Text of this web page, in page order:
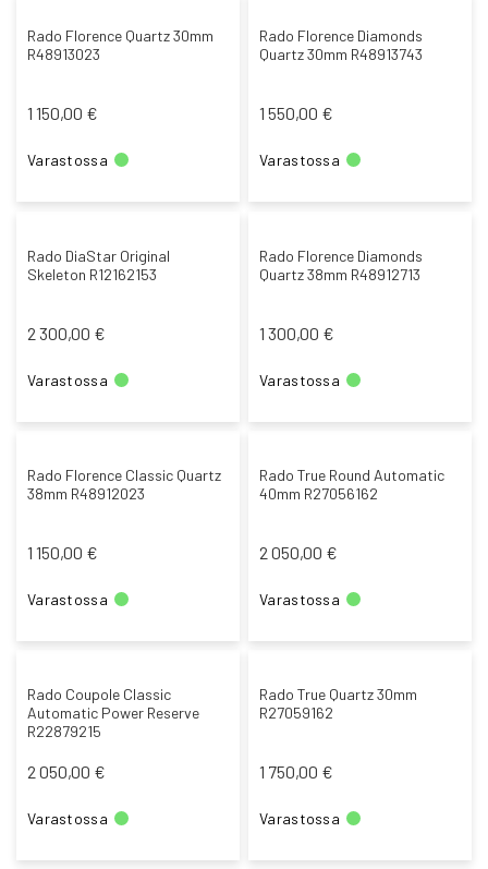
Rado Florence Quartz 30mm
R48913023
1 150,00 €
Varastossa
Rado Florence Diamonds
Quartz 30mm R48913743
1 550,00 €
Varastossa
Rado DiaStar Original
Skeleton R12162153
2 300,00 €
Varastossa
Rado Florence Diamonds
Quartz 38mm R48912713
1 300,00 €
Varastossa
Rado Florence Classic Quartz
38mm R48912023
1 150,00 €
Varastossa
Rado True Round Automatic
40mm R27056162
2 050,00 €
Varastossa
Rado Coupole Classic
Automatic Power Reserve
R22879215
2 050,00 €
Varastossa
Rado True Quartz 30mm
R27059162
1 750,00 €
Varastossa